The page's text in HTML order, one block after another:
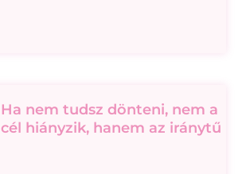
Ha nem tudsz dönteni, nem a
cél hiányzik, hanem az iránytű